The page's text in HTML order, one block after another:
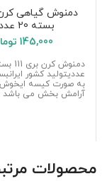
بسته 20 عددی
145,000
عددیتولید کشور
به صورت کیسه
آرامش بخش می باشد
محصولات